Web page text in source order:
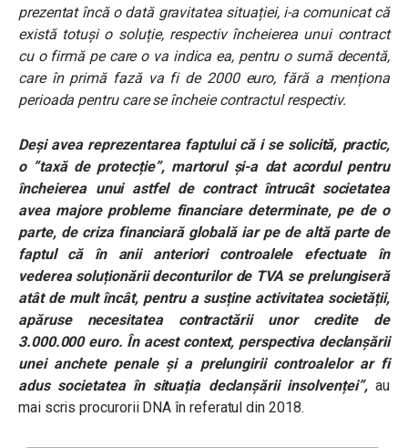
prezentat încă o dată gravitatea situației, i-a comunicat că
există totuși o soluție, respectiv încheierea unui contract
cu o firmă pe care o va indica ea, pentru o sumă decentă,
care în primă fază va fi de 2000 euro, fără a menționa
perioada pentru care se încheie contractul respectiv.
Deși avea reprezentarea faptului că i se solicită, practic,
o ”taxă de protecție”, martorul și-a dat acordul pentru
încheierea unui astfel de contract întrucât societatea
avea majore probleme financiare determinate, pe de o
parte, de criza financiară globală iar pe de altă parte de
faptul că în anii anteriori controalele efectuate în
vederea soluționării deconturilor de TVA se prelungiseră
atât de mult încât, pentru a susține activitatea societății,
apăruse necesitatea contractării unor credite de
3.000.000 euro. În acest context, perspectiva declanșării
unei anchete penale și a prelungirii controalelor ar fi
adus societatea în situația declanșării insolvenței”,au
mai scris procurorii DNA în referatul din 2018.